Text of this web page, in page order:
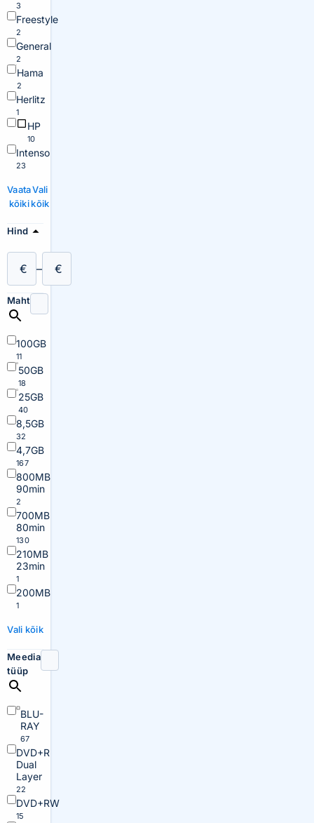
3
Freestyle
2
General
2
Hama
2
Herlitz
1
HP
10
Intenso
23
Vaata
kõiki
Vali
kõik
Hind
€ – €
Maht
100GB
11
50GB
18
25GB
40
8,5GB
32
4,7GB
167
800MB
90min
2
700MB
80min
130
210MB
23min
1
200MB
1
Vali kõik
Meedia
tüüp
BLU-
RAY
67
DVD+R
Dual
Layer
22
DVD+RW
15